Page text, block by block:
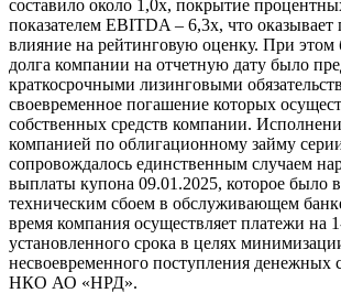
составило около 1,0х, покрытие
показателем EBITDA – 6,3х, что оказывает
влияние на рейтинговую оценку. При этом
долга компании на отчетную дату было
краткосрочными лизинговыми
своевременное погашение которых
собственных средств компании.
компанией по облигационному займу
сопровождалось единственным случаем
выплаты купона 09.01.2025, которое было
техническим сбоем в обслуживающем
время компания осуществляет платежи на
установленного срока в целях
несвоевременного поступления денежных
НКО АО «НРД».